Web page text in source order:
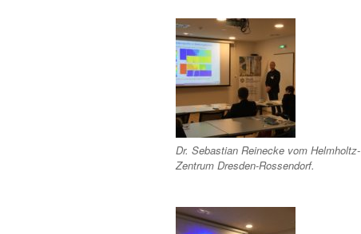
Dr. Sebastian Reinecke vom Helmholtz-
Zentrum Dresden-Rossendorf.